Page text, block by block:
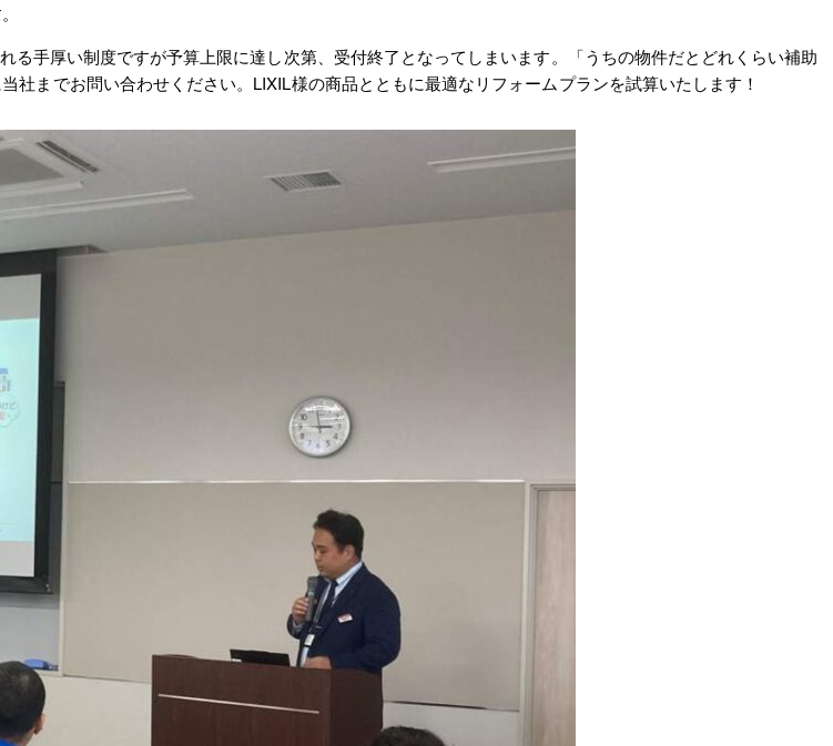
る手厚い制度ですが予算上限に達し次第、受付終了となってしまいます。「うちの物件だとどれくらい補助
までお問い合わせください。LIXIL様の商品とともに最適なリフォームプランを試算いたします！